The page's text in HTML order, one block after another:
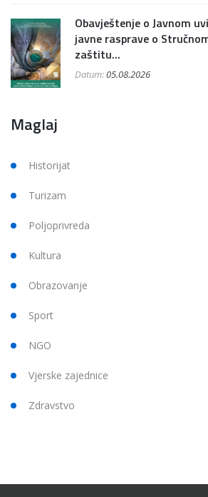
Obavještenje o Javnom
javne rasprave o
zaštitu...
Datum:05.08.2026
Maglaj
Historijat
Turizam
Poljoprivreda
Kultura
Obrazovanje
Sport
NGO
Vjerske zajednice
Zdravstvo